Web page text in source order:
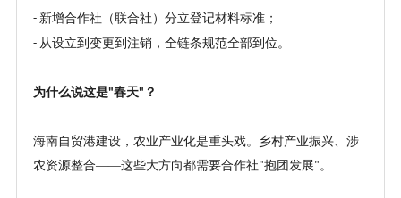
- 新增合作社（联合社）分立登记材料标准；
- 从设立到变更到注销，全链条规范全部到位 。
为什么说这是"春天" ？
海南自贸港建设，农业产业化是重头戏。乡村产业振兴、涉
农资源整合——这些大方向都需要合作社"抱团发展" 。